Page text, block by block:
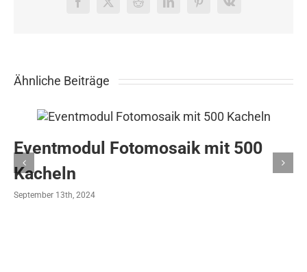
Facebook
X RedditLinkedInPinterest
Vk
Ähnliche Beiträge
Eventmodul Fotomosaik mit 500
Kacheln
September 13th, 2024